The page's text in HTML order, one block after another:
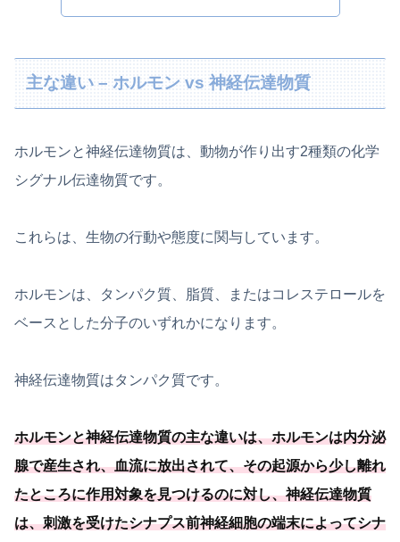
主な違い – ホルモン vs 神経伝達物質
ホルモンと神経伝達物質は、動物が作り出す2種類の化学
シグナル伝達物質です。
これらは、生物の行動や態度に関与しています。
ホルモンは、タンパク質、脂質、またはコレステロールを
ベースとした分子のいずれかになります。
神経伝達物質はタンパク質です。
ホルモンと神経伝達物質の主な違いは、ホルモンは内分泌
腺で産生され、血流に放出されて、その起源から少し離れ
たところに作用対象を見つけるのに対し、神経伝達物質
は、刺激を受けたシナプス前神経細胞の端末によってシナ